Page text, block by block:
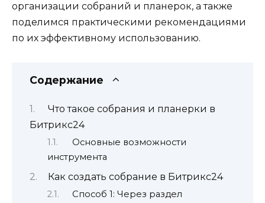
организации собраний и планерок, а также
поделимся практическими рекомендациями
по их эффективному использованию.
Содержание
Что такое собрания и планерки в
Битрикс24
Основные возможности
инструмента
Как создать собрание в Битрикс24
Способ 1: Через раздел